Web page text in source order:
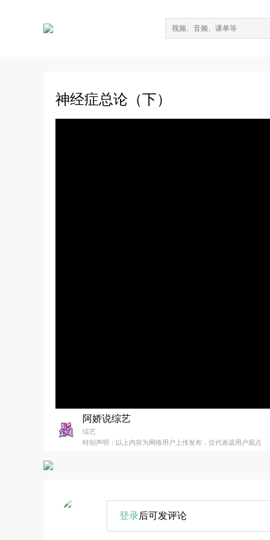
神经症总论（下）
阿娇说综艺
综艺
特别声明：以上内容为网络用户上传发布，仅代表该用户观点
登录后可发评论